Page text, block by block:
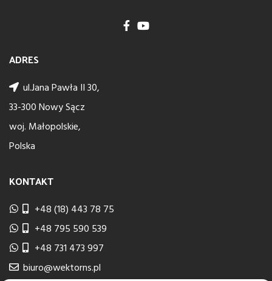
ADRES
ul.Jana Pawła II 30,
33-300 Nowy Sącz
woj. Małopolskie,
Polska
KONTAKT
+48 (18) 443 78 75
+48 795 590 539
+48 731 473 997
biuro@wektorns.pl